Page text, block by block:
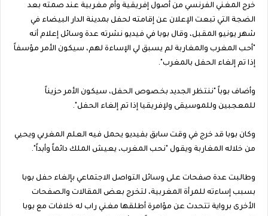
خرج المغني الفرنسي من أصول إفريقية وأم مغربية عند صمته بعد
الضجة التي تبعت الإعلان عن إقامته لحفل بمدينة الدار البيضاء في
شهر يونيو المقبل، وقال بوبا في فيديو نشرته عدة وسائل إعلام أنه
"أحب المغرب والمغاربة لم يسبق لي الإساءة لهم، سيكون الأمر مؤسفاً
إذا تم إلغاء الحفل بالمغرب".
وأضاف بوباً "ننتظر الجديد بخصوص الحفل، سيكون الأمر حزيناً
للمعجبين وللموسيقى ولإفريقيا إذا تم إلغاء الحفل".
وكان بوبا قد خرج في وقت سابق بفيديو يحمل فيه العلم المغربي ويحيي
من خلاله المغاربة ويقول "نحب المغرب، يعيش الملك دائماً وأبداً".
وطالبت عدة صفحات على وسائل التواصل الاجتماعي بإلغاء حفل بوبا
بسبب إساءته للمرأة المغربية، لتخرج بعض المقالات والصفحات
الأخرى برواية تتحدث عن مؤامرة أطلقها مغني راب له خلافات مع بوبا